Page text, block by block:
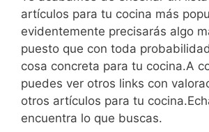
artículos para tu cocina más
evidentemente precisarás algo
puesto que con toda
cosa concreta para tu cocina.A
puedes ver otros links con
otros artículos para tu
encuentra lo que buscas.